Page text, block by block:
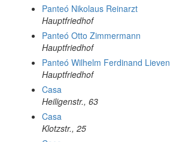
Panteó Nikolaus Reinarzt
Hauptfriedhof
Panteó Otto Zimmermann
Hauptfriedhof
Panteó Wilhelm Ferdinand Lieven
Hauptfriedhof
Casa
Heiligenstr., 63
Casa
Klotzstr., 25